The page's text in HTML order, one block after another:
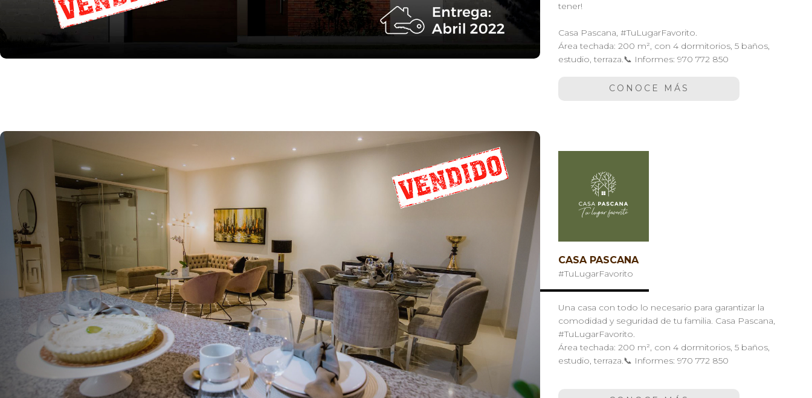
tener!
Casa Pascana, #TuLugarFavorito.
Área techada: 200 m², con 4 dormitorios, 5 baños,
estudio, terraza.📞 Informes: 970 772 850
CONOCE MÁS
CASA PASCANA
#TuLugarFavorito
Una casa con todo lo necesario para garantizar la
comodidad y seguridad de tu familia. Casa Pascana,
#TuLugarFavorito.
Área techada: 200 m², con 4 dormitorios, 5 baños,
estudio, terraza.📞 Informes: 970 772 850